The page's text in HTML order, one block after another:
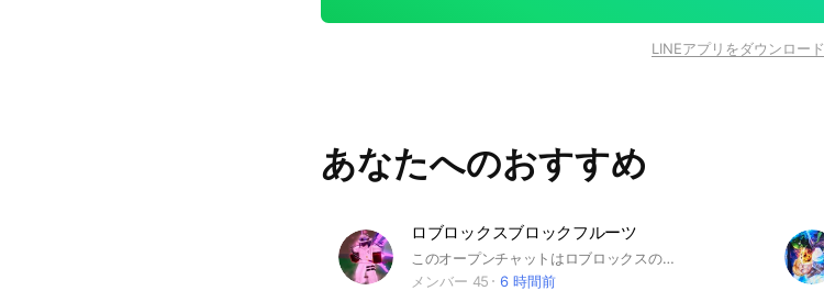
LINEアプリをダウンロード
あなたへのおすすめ
ロブロックスブロックフルーツ
このオープンチャットはロブロックスのブロックスフルーツのオープンチャットです！ ここはロブロックスのブロックスフルーツのオプだけど他のゲームの話しもしてくれてもいい大丈夫です！ あと下ネタ、暴言などのことを言ったりした場合は注意1とさせてもらいます注意が5たまると強制退会させていただきます 詐欺をした場合は一発強制退会です 垢売買無しです 宣伝は許可を取ればOKとします クロストレードはやめて頂きたいです ルールを守って楽しくしよう！ #ブロックスフルーツ #ブロフル
メンバー 45
6 時間前